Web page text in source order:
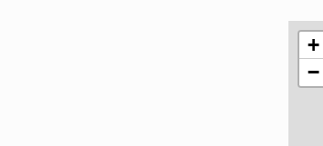
+
−